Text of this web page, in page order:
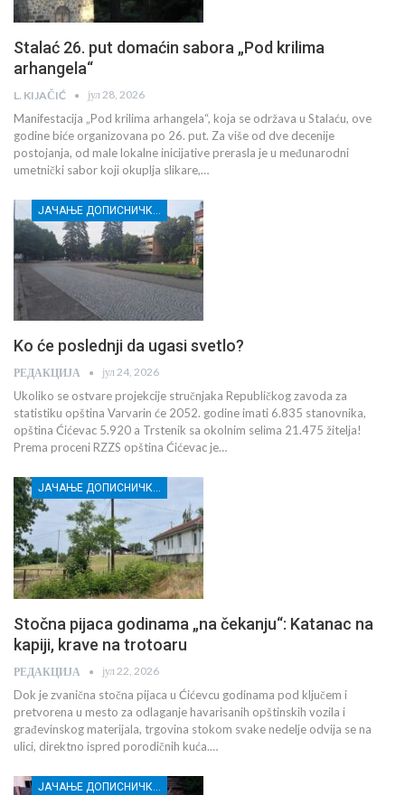
Stalać 26. put domaćin sabora „Pod krilima
arhangela“
L. KIJAČIĆ јул 28, 2026
Manifestacija „Pod krilima arhangela“, koja se održava u Stalaću, ove
godine biće organizovana po 26. put. Za više od dve decenije
postojanja, od male lokalne inicijative prerasla je u međunarodni
umetnički sabor koji okuplja slikare,…
ЈАЧАЊЕ ДОПИСНИЧКЕ МРЕЖЕ НЕЗАВИСНИХ МЕДИЈА У РАСИНСКОМ ОКРУГУ
Ko će poslednji da ugasi svetlo?
РЕДАКЦИЈА јул 24, 2026
Ukoliko se ostvare projekcije stručnjaka Republičkog zavoda za
statistiku opština Varvarin će 2052. godine imati 6.835 stanovnika,
opština Ćićevac 5.920 a Trstenik sa okolnim selima 21.475 žitelja!
Prema proceni RZZS opština Ćićevac je…
ЈАЧАЊЕ ДОПИСНИЧКЕ МРЕЖЕ НЕЗАВИСНИХ МЕДИЈА У РАСИНСКОМ ОКРУГУ
Stočna pijaca godinama „na čekanju“: Katanac na
kapiji, krave na trotoaru
РЕДАКЦИЈА јул 22, 2026
Dok je zvanična stočna pijaca u Ćićevcu godinama pod ključem i
pretvorena u mesto za odlaganje havarisanih opštinskih vozila i
građevinskog materijala, trgovina stokom svake nedelje odvija se na
ulici, direktno ispred porodičnih kuća.…